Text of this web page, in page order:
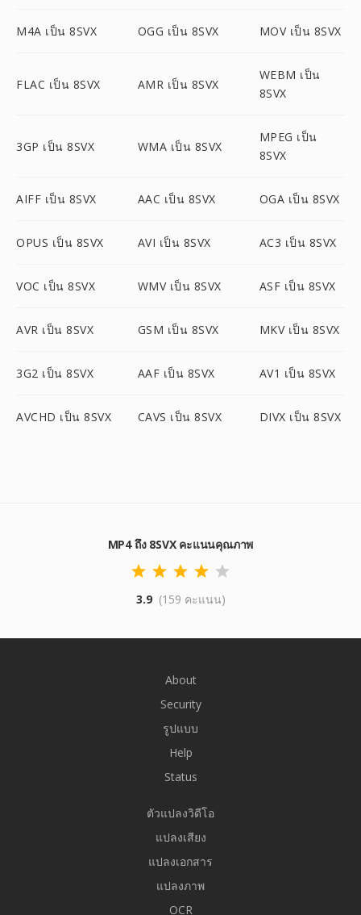
M4A เป็น 8SVX OGG เป็น 8SVX MOV เป็น 8SVX
FLAC เป็น 8SVX AMR เป็น 8SVX
WEBM เป็น
8SVX
3GP เป็น 8SVX WMA เป็น 8SVX
MPEG เป็น
8SVX
AIFF เป็น 8SVX AAC เป็น 8SVX OGA เป็น 8SVX
OPUS เป็น 8SVX AVI เป็น 8SVX AC3 เป็น 8SVX
VOC เป็น 8SVX WMV เป็น 8SVX ASF เป็น 8SVX
AVR เป็น 8SVX GSM เป็น 8SVX MKV เป็น 8SVX
3G2 เป็น 8SVX AAF เป็น 8SVX AV1 เป็น 8SVX
AVCHD เป็น 8SVX CAVS เป็น 8SVX DIVX เป็น 8SVX
MP4 ถึง 8SVX คะแนนคุณภาพ
3.9 (159 คะแนน)
About
Security
รูปแบบ
Help
Status
ตัวแปลงวิดีโอ
แปลงเสียง
แปลงเอกสาร
แปลงภาพ
OCR